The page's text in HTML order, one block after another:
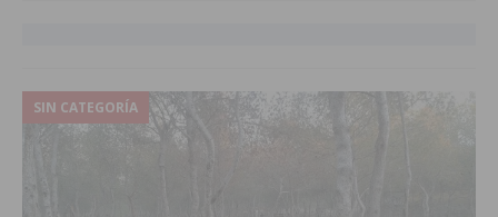
SIN CATEGORÍA